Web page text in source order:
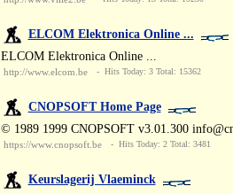
ELCOM Elektronica Online ...
ELCOM Elektronica Online ...
http://www.elcom.be - Hits Today: 3 Total: 15362
CNOPSOFT Home Page
© 1989 1999 CNOPSOFT v3.01.300
https://www.cnopsoft.be - Hits Today: 2 Total: 3481
Keurslagerij Vlaeminck